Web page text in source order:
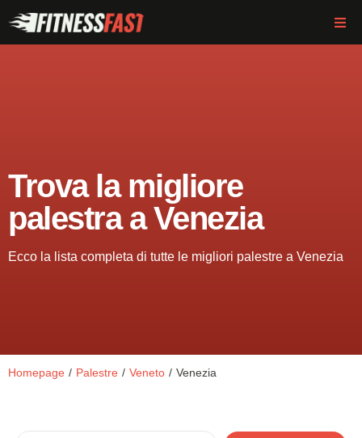
Trova la migliore
palestra a Venezia
Ecco la lista completa di tutte le migliori palestre a Venezia
Homepage / Palestre / Veneto / Venezia